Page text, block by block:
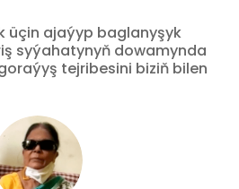
üçin ajaýyp baglanyşyk
syýahatynyň dowamynda
tejribesini biziň bilen